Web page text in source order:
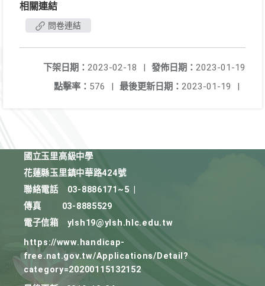
相關連結
問卷連結
發佈日期： 2023-01-19
下架日期： 2023-02-18
|
最後更新日期： 2023-01-19 |
點擊率： 576 |
國立玉里高級中學
花蓮縣玉里鎮中華路424號
聯絡電話
03-8886171~5
傳真
03-8885529
電子信箱
ylsh19@ylsh.hlc.edu.tw
https://www.handicap-
free.nat.gov.tw/Applications/Detail?
category=20200115132152